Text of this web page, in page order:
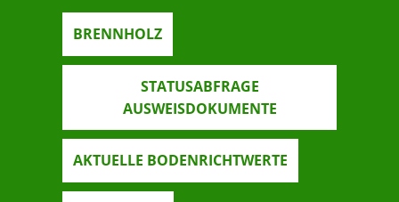
BRENNHOLZ
STATUSABFRAGE
AUSWEISDOKUMENTE
AKTUELLE BODENRICHTWERTE